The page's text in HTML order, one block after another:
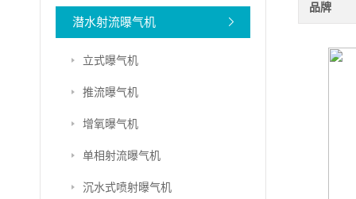
潜水射流曝气机
立式曝气机
推流曝气机
增氧曝气机
单相射流曝气机
沉水式喷射曝气机
品牌